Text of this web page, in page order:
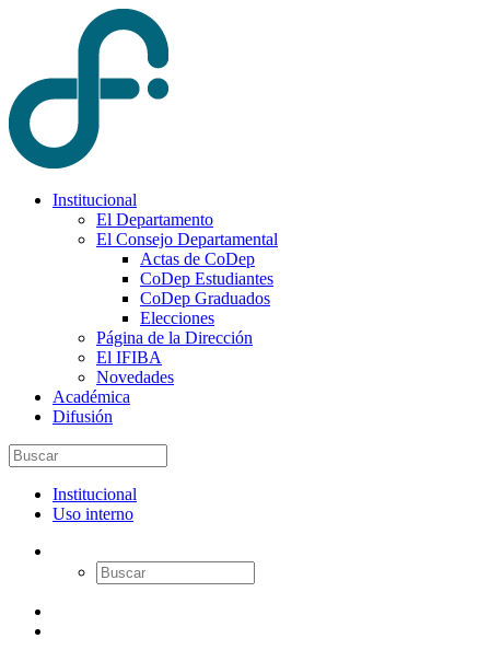
Institucional
El Departamento
El Consejo Departamental
Actas de CoDep
CoDep Estudiantes
CoDep Graduados
Elecciones
Página de la Dirección
El IFIBA
Novedades
Académica
Difusión
Institucional
Uso interno